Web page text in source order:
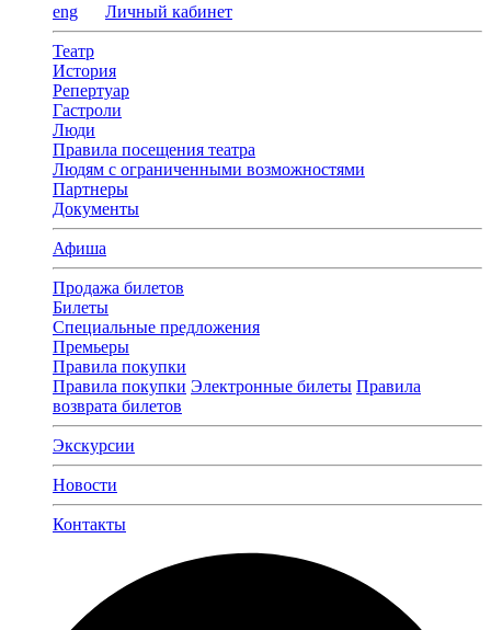
eng Личный кабинет
Театр
История
Репертуар
Гастроли
Люди
Правила посещения театра
Людям с ограниченными возможностями
Партнеры
Документы
Афиша
Продажа билетов
Билеты
Специальные предложения
Премьеры
Правила покупки
Правила покупки Электронные билеты Правила
возврата билетов
Экскурсии
Новости
Контакты